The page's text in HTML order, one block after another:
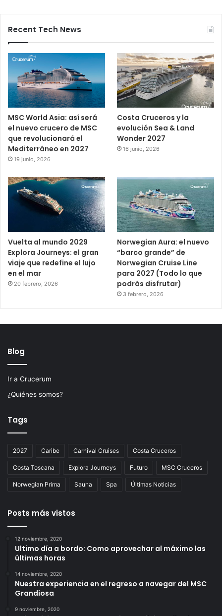
Recent Tech News
MSC World Asia: así será
el nuevo crucero de MSC
que revolucionará el
Mediterráneo en 2027
19 junio, 2026
Costa Cruceros y la
evolución Sea & Land
Wonder 2027
16 junio, 2026
Vuelta al mundo 2029
Explora Journeys: el gran
viaje que redefine el lujo
en el mar
20 febrero, 2026
Norwegian Aura: el nuevo
“barco grande” de
Norwegian Cruise Line
para 2027 (Todo lo que
podrás disfrutar)
3 febrero, 2026
Blog
Ir a Crucerum
¿Quiénes somos?
Tags
2027 Caribe Carnival Cruises Costa Cruceros
Costa Toscana Explora Journeys Futuro MSC Cruceros
Norwegian Prima Sauna Spa Últimas Noticias
Posts más vistos
12 noviembre, 2020
Ultimo día a bordo: Como aprovechar al máximo las
últimas horas
14 noviembre, 2020
Nuestra experiencia en el regreso a navegar del MSC
Grandiosa
9 noviembre, 2020